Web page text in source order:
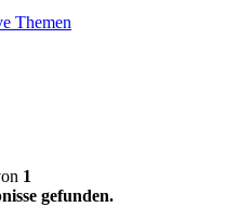
Themen
1
gefunden.